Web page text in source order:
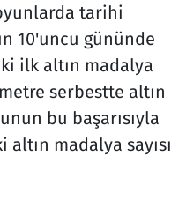
tarihi
10'uncu gününde
ilk altın madalya
serbestte altın
bu başarısıyla
madalya sayısı